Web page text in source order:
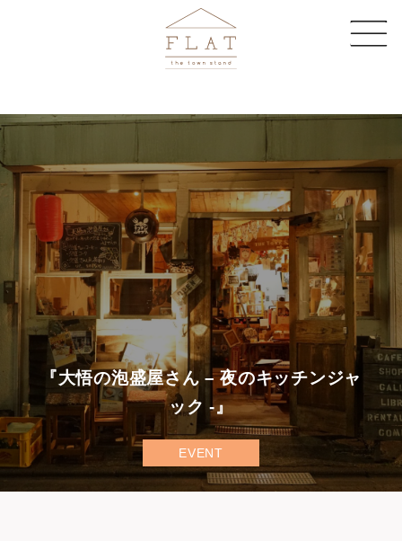
CAFE
SHARE SPACE
COMPANY
CONTACT
『大悟の泡盛屋さん – 夜のキッチンジャ
ック -』
EVENT